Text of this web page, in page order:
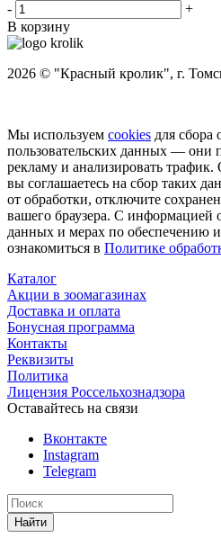
-
+
В корзину
2026 © "Красный кролик", г.
Мы используем cookies для сбора
пользовательских данных — они
рекламу и анализировать трафик.
вы соглашаетесь на сбор таких
от обработки, отключите
вашего браузера. С информацией
данных и мерах по обеспечению
ознакомиться в Политике
Каталог
Акции в зоомагазинах
Доставка и оплата
Бонусная программа
Контакты
Реквизиты
Политика
Лицензия Россельхознадзора
Оставайтесь на связи
Вконтакте
Instagram
Telegram
Найти